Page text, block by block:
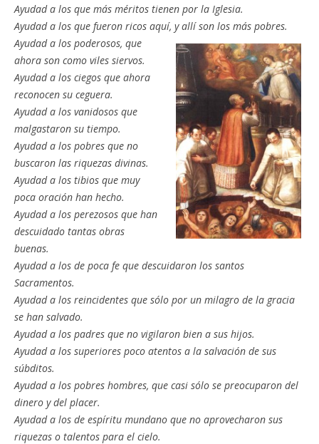
Ayudad a los que más méritos tienen por la Iglesia.
Ayudad a los que fueron ricos aquí, y allí son los más pobres.
Ayudad a los poderosos, que
ahora son como viles siervos.
Ayudad a los ciegos que ahora
reconocen su ceguera.
Ayudad a los vanidosos que
malgastaron su tiempo.
Ayudad a los pobres que no
buscaron las riquezas divinas.
Ayudad a los tibios que muy
poca oración han hecho.
Ayudad a los perezosos que han
descuidado tantas obras
buenas.
Ayudad a los de poca fe que descuidaron los santos
Sacramentos.
Ayudad a los reincidentes que sólo por un milagro de la gracia
se han salvado.
Ayudad a los padres que no vigilaron bien a sus hijos.
Ayudad a los superiores poco atentos a la salvación de sus
súbditos.
Ayudad a los pobres hombres, que casi sólo se preocuparon del
dinero y del placer.
Ayudad a los de espíritu mundano que no aprovecharon sus
riquezas o talentos para el cielo.